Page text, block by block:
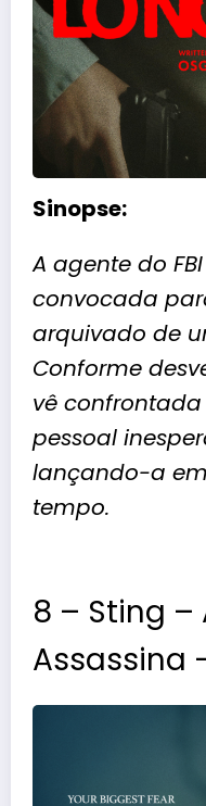
Sinopse:
A agente do
convocada
arquivado de
Conforme
vê
pessoal
lançando-a
tempo.
8 – Sting –
Assassina